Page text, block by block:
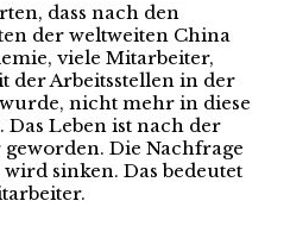
dass nach den
der weltweiten China
viele Mitarbeiter,
der Arbeitsstellen in der
nicht mehr in diese
Leben ist nach der
Die Nachfrage
sinken. Das bedeutet